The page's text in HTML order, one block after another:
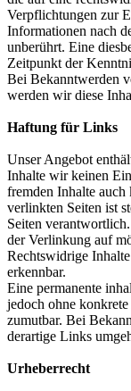
Verpflichtungen zur
Informationen nach
unberührt. Eine
Zeitpunkt der
Bei Bekanntwerden
werden wir diese
Haftung für Links
Unser Angebot
Inhalte wir keinen
fremden Inhalte
verlinkten Seiten ist
Seiten
der Verlinkung auf
Rechtswidrige
erkennbar.
Eine permanente
jedoch ohne
zumutbar. Bei
derartige Links
Urheberrecht